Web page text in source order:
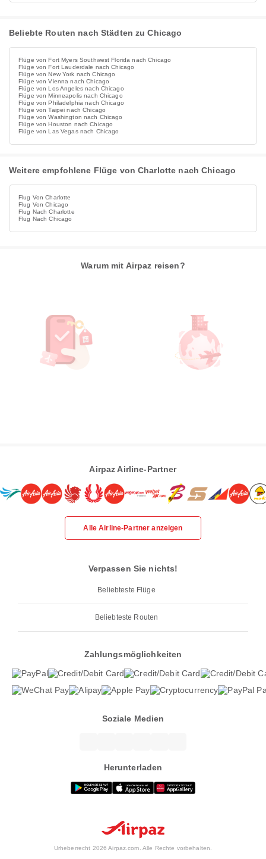
Beliebte Routen nach Städten zu Chicago
Flüge von Fort Myers Southwest Florida nach Chicago
Flüge von Fort Lauderdale nach Chicago
Flüge von New York nach Chicago
Flüge von Vienna nach Chicago
Flüge von Los Angeles nach Chicago
Flüge von Minneapolis nach Chicago
Flüge von Philadelphia nach Chicago
Flüge von Taipei nach Chicago
Flüge von Washington nach Chicago
Flüge von Houston nach Chicago
Flüge von Las Vegas nach Chicago
Weitere empfohlene Flüge von Charlotte nach Chicago
Flug Von Charlotte
Flug Von Chicago
Flug Nach Charlotte
Flug Nach Chicago
Warum mit Airpaz reisen?
Airpaz Airline-Partner
Alle Airline-Partner anzeigen
Verpassen Sie nichts!
Beliebteste Flüge
Beliebteste Routen
Zahlungsmöglichkeiten
Soziale Medien
Herunterladen
Urheberrecht 2026 Airpaz.com. Alle Rechte vorbehalten.